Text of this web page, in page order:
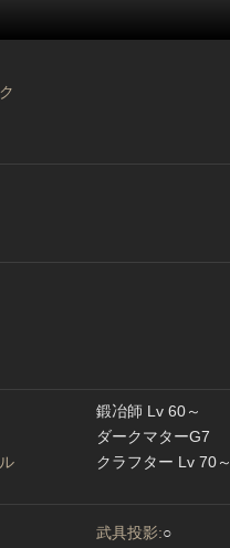
鍛冶師 Lv 60～
ダークマターG7
クラフター Lv 70～
武具投影:○